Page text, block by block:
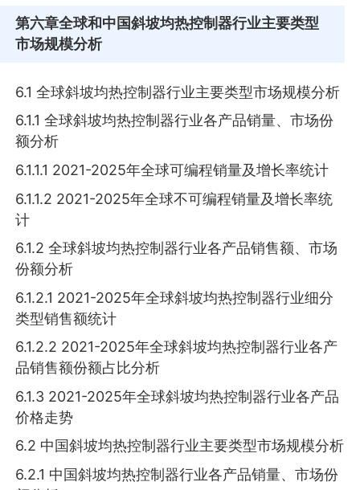
第六章全球和中国斜坡均热控制器行业主要类型
市场规模分析
6.1 全球斜坡均热控制器行业主要类型市场规模分析
6.1.1 全球斜坡均热控制器行业各产品销量、市场份
额分析
6.1.1.1 2021-2025年全球可编程销量及增长率统计
6.1.1.2 2021-2025年全球不可编程销量及增长率统
计
6.1.2 全球斜坡均热控制器行业各产品销售额、市场
份额分析
6.1.2.1 2021-2025年全球斜坡均热控制器行业细分
类型销售额统计
6.1.2.2 2021-2025年全球斜坡均热控制器行业各产
品销售额份额占比分析
6.1.3 2021-2025年全球斜坡均热控制器行业各产品
价格走势
6.2 中国斜坡均热控制器行业主要类型市场规模分析
6.2.1 中国斜坡均热控制器行业各产品销量、市场份